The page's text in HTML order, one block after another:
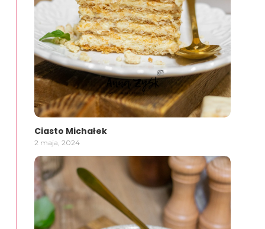
Ciasto Michałek
2 maja, 2024